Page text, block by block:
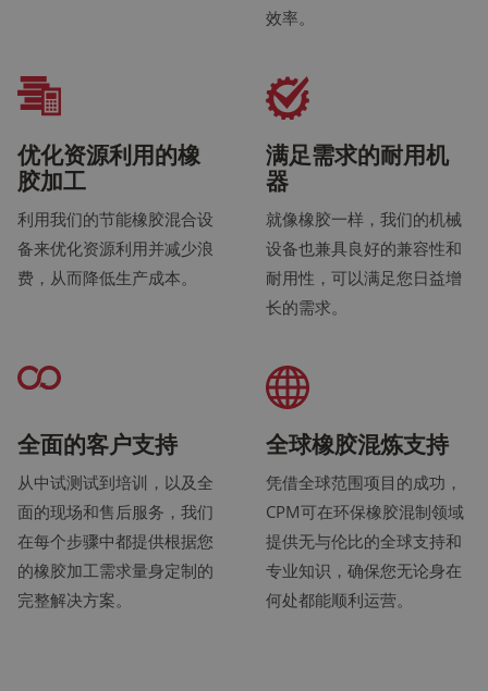
效率。
优化资源利用的橡
胶加工
利用我们的节能橡胶混合设
备来优化资源利用并减少浪
费，从而降低生产成本。
满足需求的耐用机
器
就像橡胶一样，我们的机械
设备也兼具良好的兼容性和
耐用性，可以满足您日益增
长的需求。
全面的客户支持
从中试测试到培训，以及全
面的现场和售后服务，我们
在每个步骤中都提供根据您
的橡胶加工需求量身定制的
完整解决方案。
全球橡胶混炼支持
凭借全球范围项目的成功，
CPM可在环保橡胶混制领域
提供无与伦比的全球支持和
专业知识，确保您无论身在
何处都能顺利运营。